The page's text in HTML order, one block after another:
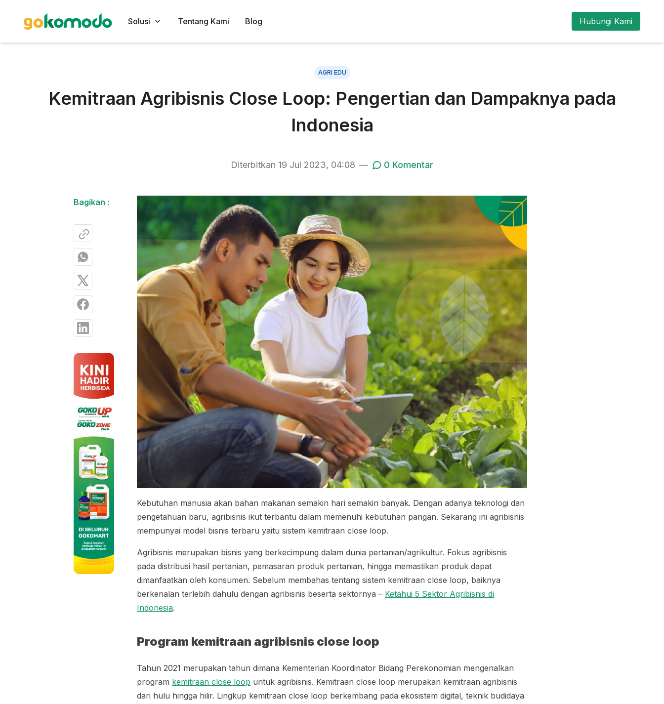
Solusi Tentang Kami Blog Hubungi Kami
AGRI EDU
Kemitraan Agribisnis Close Loop: Pengertian dan Dampaknya pada
Indonesia
Diterbitkan 19 Jul 2023, 04:08 — 0 Komentar
Bagikan :
Kebutuhan manusia akan bahan makanan semakin hari semakin banyak. Dengan adanya teknologi dan
pengetahuan baru, agribisnis ikut terbantu dalam memenuhi kebutuhan pangan. Sekarang ini agribisnis
mempunyai model bisnis terbaru yaitu sistem kemitraanclose loop.
Agribisnis merupakan bisnis yang berkecimpung dalam dunia pertanian/agrikultur. Fokus agribisnis
pada distribusi hasil pertanian, pemasaran produk pertanian, hingga memastikan produk dapat
dimanfaatkan oleh konsumen. Sebelum membahas tentang sistem kemitraanclose loop, baiknya
berkenalan terlebih dahulu dengan agribisnis beserta sektornya – Ketahui 5 Sektor Agribisnis di
Indonesia.
Program kemitraan agribisnis close loop
Tahun 2021 merupakan tahun dimana Kementerian Koordinator Bidang Perekonomian mengenalkan
program kemitraanclose loop untuk agribisnis. Kemitraanclose loop merupakan kemitraan agribisnis
dari hulu hingga hilir. Lingkup kemitraanclose loop berkembang pada ekosistem digital, teknik budidaya